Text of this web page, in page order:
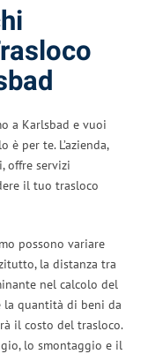
a Karlsbad e vuoi
per te. L’azienda,
offre servizi
il tuo trasloco
possono variare
la distanza tra
nel calcolo del
quantità di beni da
il costo del trasloco.
lo smontaggio e il